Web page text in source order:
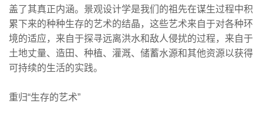
盖了其真正内涵。景观设计学是我们的祖先在谋生过程中积
累下来的种种生存的艺术的结晶，这些艺术来自于对各种环
境的适应，来自于探寻远离洪水和敌人侵扰的过程，来自于
土地丈量、造田、种植、灌溉、储蓄水源和其他资源以获得
可持续的生活的实践。
重归“生存的艺术”